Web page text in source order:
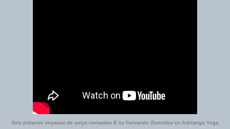
Seis primeros vinyasas de surya namaskar B by Fernando Gorostiza en Ashtanga Yoga